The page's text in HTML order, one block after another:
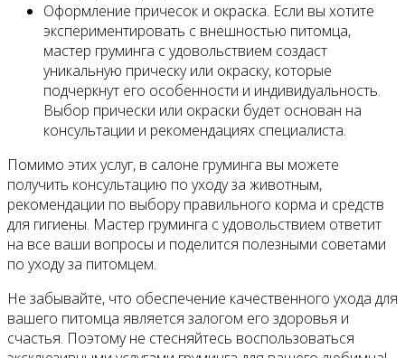
Оформление причесок и окраска. Если вы хотите
экспериментировать с внешностью питомца,
мастер груминга с удовольствием создаст
уникальную прическу или окраску, которые
подчеркнут его особенности и индивидуальность.
Выбор прически или окраски будет основан на
консультации и рекомендациях специалиста.
Помимо этих услуг, в салоне груминга вы можете
получить консультацию по уходу за животным,
рекомендации по выбору правильного корма и средств
для гигиены. Мастер груминга с удовольствием ответит
на все ваши вопросы и поделится полезными советами
по уходу за питомцем.
Не забывайте, что обеспечение качественного ухода для
вашего питомца является залогом его здоровья и
счастья. Поэтому не стесняйтесь воспользоваться